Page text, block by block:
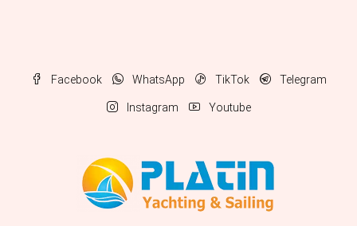
Facebook WhatsApp TikTok Telegram
Instagram Youtube